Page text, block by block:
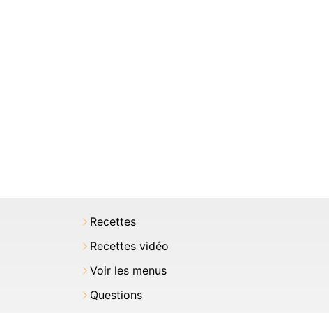
Recettes
Recettes vidéo
Voir les menus
Questions